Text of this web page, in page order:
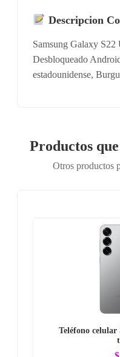
Descripcion
Samsung Galaxy
Desbloqueado
estadounidense,
Productos
Otros productos
Teléfono celular